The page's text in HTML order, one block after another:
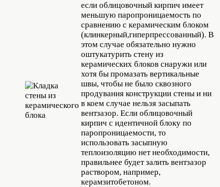
если облицовочный кирпич имеет
меньшую паропроницаемость по
сравнению с керамическим блоком
(клинкерный,гиперпрессованный). В
этом случае обязательно нужно
оштукатурить стену из
керамических блоков снаружи или
хотя бы промазать вертикальные
швы, чтобы не было сквозного
продувания конструкции стены и ни
в коем случае нельзя засыпать
вентзазор. Если облицовочный
кирпич с идентичной блоку по
паропроницаемости, то
использовать засыпную
теплоизоляцию нет необходимости,
правильнее будет залить вентзазор
раствором, например,
керамзитобетоном.